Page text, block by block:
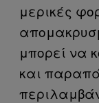
μερικές
μπορεί να
και